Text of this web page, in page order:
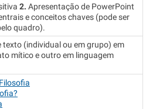
2. Apresentação de PowerPoint
e conceitos chaves (pode ser
quadro).
texto (individual ou em grupo) em
mítico e outro em linguagem